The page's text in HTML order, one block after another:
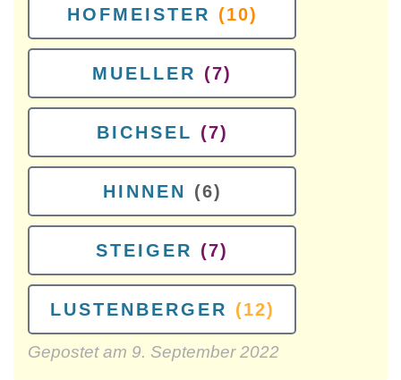
HOFMEISTER (10)
MUELLER (7)
BICHSEL (7)
HINNEN (6)
STEIGER (7)
LUSTENBERGER (12)
Gepostet am 9. September 2022